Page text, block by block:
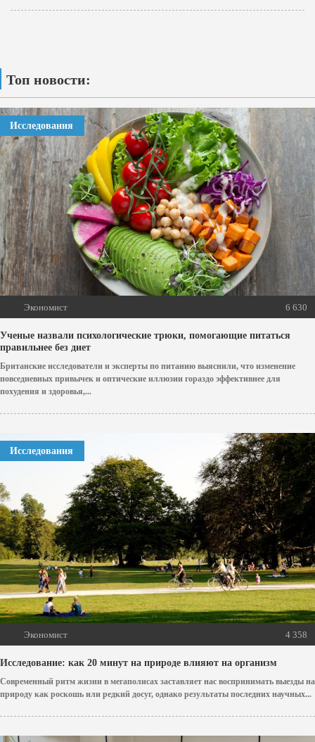
Топ новости:
Исследования
Экономист 6 630
Ученые назвали психологические трюки, помогающие питаться
правильнее без диет
Британские исследователи и эксперты по питанию выяснили, что изменение
повседневных привычек и оптические иллюзии гораздо эффективнее для
похудения и здоровья,...
Исследования
Экономист 4 358
Исследование: как 20 минут на природе влияют на организм
Современный ритм жизни в мегаполисах заставляет нас воспринимать выезды на
природу как роскошь или редкий досуг, однако результаты последних научных...